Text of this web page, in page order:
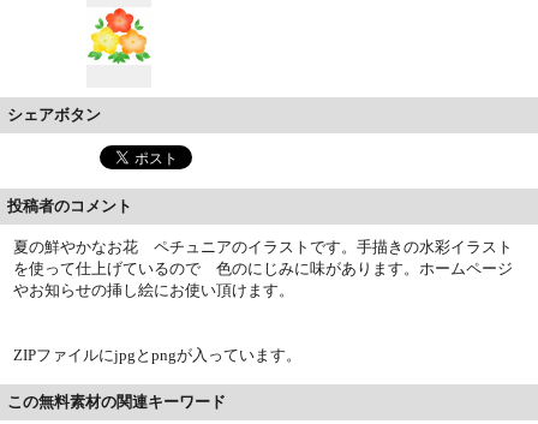
シェアボタン
投稿者のコメント
夏の鮮やかなお花 ペチュニアのイラストです。手描きの水彩イラスト
を使って仕上げているので 色のにじみに味があります。ホームページ
やお知らせの挿し絵にお使い頂けます。
ZIPファイルにjpgとpngが入っています。
この無料素材の関連キーワード